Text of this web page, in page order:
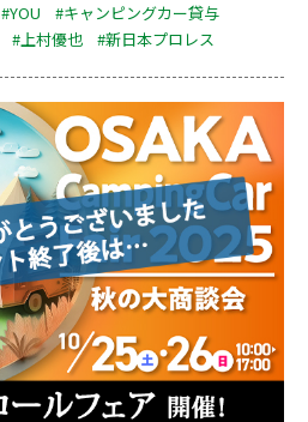
#YOU
#キャンピングカー貸与
#上村優也 #新日本プロレス